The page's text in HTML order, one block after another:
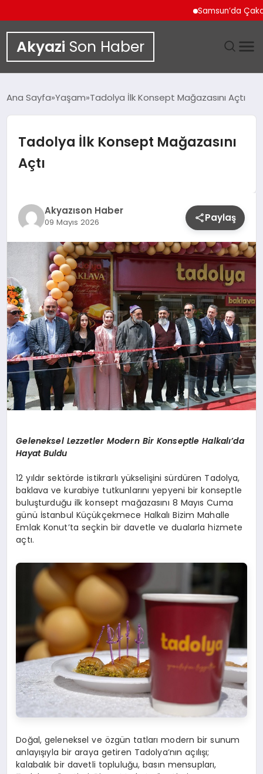
Samsun’da Çakallı
Akyazi Son Haber
SIYASET
DÜNYA
SPOR
TEKNOLOJI
Ana Sayfa Yaşam Tadolya İlk Konsept Mağazasını Açtı
Tadolya İlk Konsept Mağazasını
Açtı
Akyazıson Haber
09 Mayıs 2026 Paylaş
Geleneksel Lezzetler Modern Bir Konseptle Halkalı’da
Hayat Buldu
12 yıldır sektörde istikrarlı yükselişini sürdüren Tadolya,
baklava ve kurabiye tutkunlarını yepyeni bir konseptle
buluşturduğu ilk konsept mağazasını 8 Mayıs Cuma
günü İstanbul Küçükçekmece Halkalı Bizim Mahalle
Emlak Konut’ta seçkin bir davetle ve dualarla hizmete
açtı.
Doğal, geleneksel ve özgün tatları modern bir sunum
anlayışıyla bir araya getiren Tadolya’nın açılışı;
kalabalık bir davetli topluluğu, basın mensupları,